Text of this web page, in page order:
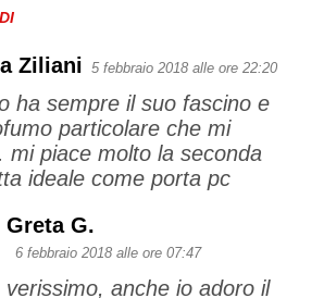
Ziliani 5 febbraio 2018 alle ore 22:20
ha sempre il suo fascino e
particolare che mi
mi piace molto la seconda
ideale come porta pc
Greta G.
6 febbraio 2018 alle ore 07:47
verissimo, anche io adoro il